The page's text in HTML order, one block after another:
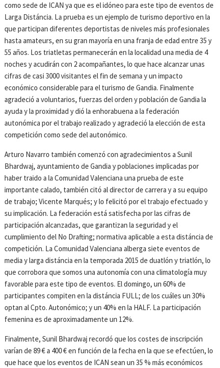
como sede de ICAN ya que es el idóneo para este tipo de eventos de
Larga Distáncia. La prueba es un ejemplo de turismo deportivo en la
que participan diferentes deportistas de niveles más profesionales
hasta amateurs, en su gran mayoría en una franja de edad entre 35 y
55 años. Los triatletas permanecerán en la localidad una media de 4
noches y acudirán con 2 acompañantes, lo que hace alcanzar unas
cifras de casi 3000 visitantes el fin de semana y un impacto
económico considerable para el turismo de Gandia. Finalmente
agradeció a voluntarios, fuerzas del orden y población de Gandia la
ayuda y la proximidad y dió la enhorabuena a la federación
autonómica por el trabajo realizado y agradeció la elección de esta
competición como sede del autonómico.
Arturo Navarro también comenzó con agradecimientos a Sunil
Bhardwaj, ayuntamiento de Gandia y poblaciones implicadas por
haber traido a la Comunidad Valenciana una prueba de este
importante calado, también citó al director de carrera y a su equipo
de trabajo; Vicente Marqués; y lo felicitó por el trabajo efectuado y
su implicación. La federación está satisfecha por las cifras de
participación alcanzadas, que garantizan la seguridad y el
cumplimiento del No Drafting; normativa aplicable a esta distáncia de
competición. La Comunidad Valenciana alberga siete eventos de
media y larga distáncia en la temporada 2015 de duatlón y triatlón, lo
que corrobora que somos una autonomía con una climatología muy
favorable para este tipo de eventos. El domingo, un 60% de
participantes compiten en la distáncia FULL; de los cuáles un 30%
optan al Cpto. Autonómico; y un 40% en la HALF. La participación
femenina es de aproximadamente un 12%.
Finalmente, Sunil Bhardwaj recordó que los costes de inscripción
varían de 89 € a 400 € en función de la fecha en la que se efectúen, lo
que hace que los eventos de ICAN sean un 35 % más económicos